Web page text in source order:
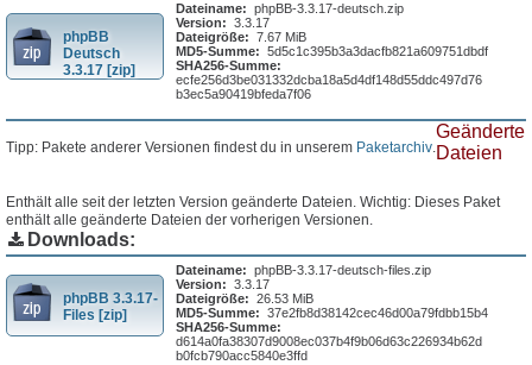
phpBB
Deutsch
3.3.17 [zip]
Dateiname: phpBB-3.3.17-deutsch.zip
Version: 3.3.17
Dateigröße: 7.67 MiB
MD5-Summe: 5d5c1c395b3a3dacfb821a609751dbdf
SHA256-Summe:
ecfe256d3be031332dcba18a5d4df148d55ddc497d76
b3ec5a90419bfeda7f06
Tipp: Pakete anderer Versionen findest du in unserem Paketarchiv.
Geänderte
Dateien
Enthält alle seit der letzten Version geänderte Dateien. Wichtig: Dieses Paket
enthält alle geänderte Dateien der vorherigen Versionen.
Downloads:
phpBB 3.3.17-
Files [zip]
Dateiname: phpBB-3.3.17-deutsch-files.zip
Version: 3.3.17
Dateigröße: 26.53 MiB
MD5-Summe: 37e2fb8d38142cec46d00a79fdbb15b4
SHA256-Summe:
d614a0fa38307d9008ec037b4f9b06d63c226934b62d
b0fcb790acc5840e3ffd